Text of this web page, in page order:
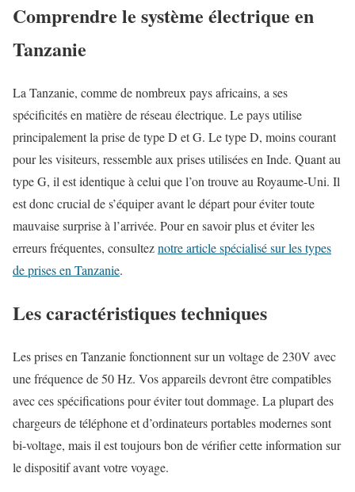
Comprendre le système électrique en
Tanzanie
La Tanzanie, comme de nombreux pays africains, a ses
spécificités en matière de réseau électrique. Le pays utilise
principalement la prise de type D et G. Le type D, moins courant
pour les visiteurs, ressemble aux prises utilisées en Inde. Quant au
type G, il est identique à celui que l’on trouve au Royaume-Uni. Il
est donc crucial de s’équiper avant le départ pour éviter toute
mauvaise surprise à l’arrivée. Pour en savoir plus et éviter les
erreurs fréquentes, consulteznotre article spécialisé sur les types
de prises en Tanzanie.
Les caractéristiques techniques
Les prises en Tanzanie fonctionnent sur un voltage de 230V avec
une fréquence de 50 Hz. Vos appareils devront être compatibles
avec ces spécifications pour éviter tout dommage. La plupart des
chargeurs de téléphone et d’ordinateurs portables modernes sont
bi-voltage, mais il est toujours bon de vérifier cette information sur
le dispositif avant votre voyage.